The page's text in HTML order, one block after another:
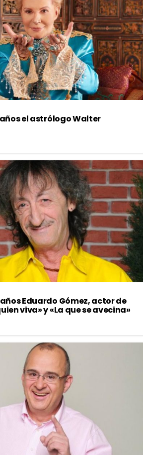
años el astrólogo Walter
Eduardo Gómez, actor de
viva» y «La que se avecina»